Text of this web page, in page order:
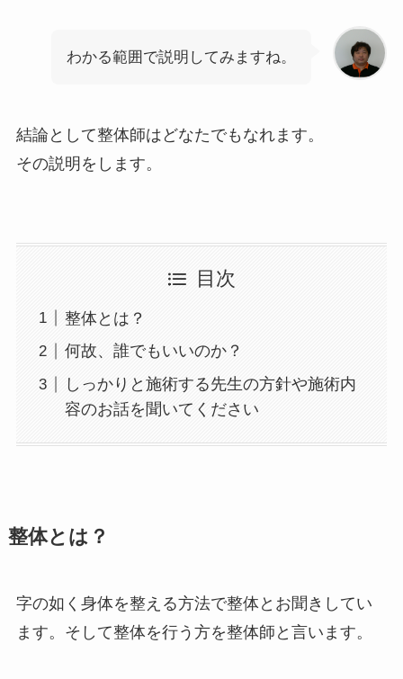
わかる範囲で説明してみますね。
結論として整体師はどなたでもなれます。
その説明をします。
目次
整体とは？
何故、誰でもいいのか？
しっかりと施術する先生の方針や施術内
容のお話を聞いてください
整体とは？
字の如く身体を整える方法で整体とお聞きしてい
ます。そして整体を行う方を整体師と言います。